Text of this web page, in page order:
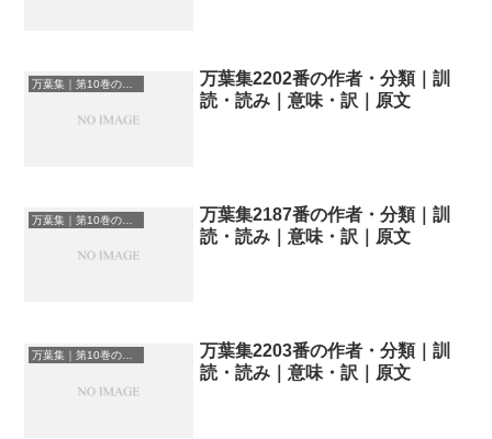
万葉集｜第10巻の和歌一覧
万葉集2202番の作者・分類｜訓
読・読み｜意味・訳｜原文
万葉集｜第10巻の和歌一覧
万葉集2187番の作者・分類｜訓
読・読み｜意味・訳｜原文
万葉集｜第10巻の和歌一覧
万葉集2203番の作者・分類｜訓
読・読み｜意味・訳｜原文